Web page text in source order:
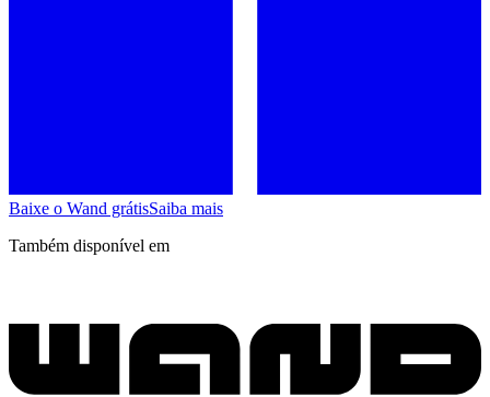
Baixe o Wand grátisSaiba mais
Também disponível em